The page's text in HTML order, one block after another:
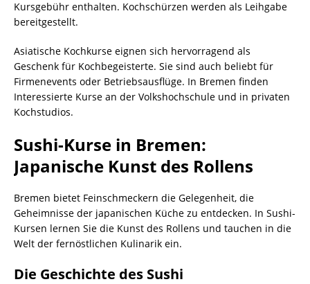
Kursgebühr enthalten. Kochschürzen werden als Leihgabe
bereitgestellt.
Asiatische Kochkurse eignen sich hervorragend als
Geschenk für Kochbegeisterte. Sie sind auch beliebt für
Firmenevents oder Betriebsausflüge. In Bremen finden
Interessierte Kurse an der Volkshochschule und in privaten
Kochstudios.
Sushi-Kurse in Bremen:
Japanische Kunst des Rollens
Bremen bietet Feinschmeckern die Gelegenheit, die
Geheimnisse der japanischen Küche zu entdecken. In Sushi-
Kursen lernen Sie die Kunst des Rollens und tauchen in die
Welt der fernöstlichen Kulinarik ein.
Die Geschichte des Sushi